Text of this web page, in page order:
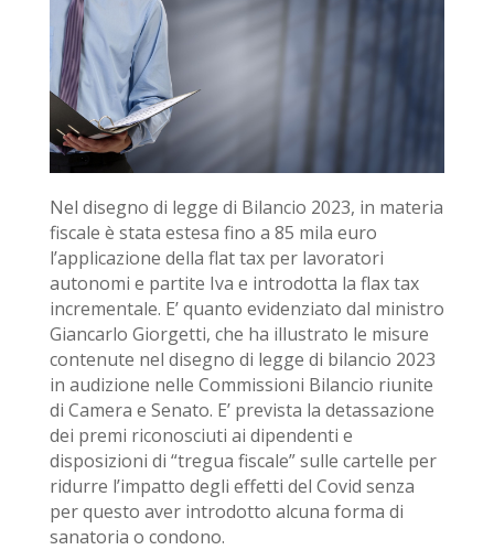
Nel disegno di legge di Bilancio 2023, in materia
fiscale è stata estesa fino a 85 mila euro
l’applicazione della flat tax per lavoratori
autonomi e partite Iva e introdotta la flax tax
incrementale. E’ quanto evidenziato dal ministro
Giancarlo Giorgetti, che ha illustrato le misure
contenute nel disegno di legge di bilancio 2023
in audizione nelle Commissioni Bilancio riunite
di Camera e Senato. E’ prevista la detassazione
dei premi riconosciuti ai dipendenti e
disposizioni di “tregua fiscale” sulle cartelle per
ridurre l’impatto degli effetti del Covid senza
per questo aver introdotto alcuna forma di
sanatoria o condono.